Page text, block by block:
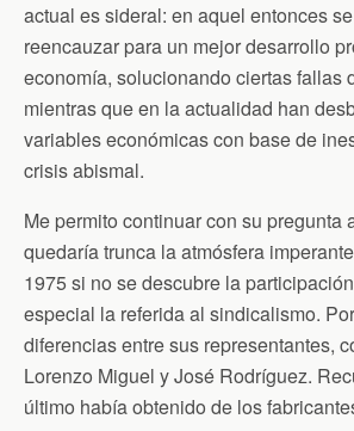
actual es sideral: en aquel entonces
reencauzar para un mejor desarrollo
economía, solucionando ciertas fallas
mientras que en la actualidad han
variables económicas con base de
crisis abismal.
Me permito continuar con su pregunta
quedaría trunca la atmósfera
1975 si no se descubre la
especial la referida al sindicalismo.
diferencias entre sus representantes,
Lorenzo Miguel y José Rodríguez.
último había obtenido de los